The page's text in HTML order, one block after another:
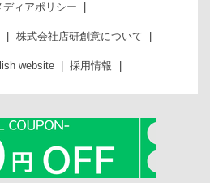
ィアポリシー
株式会社店研創意について
website 採用情報